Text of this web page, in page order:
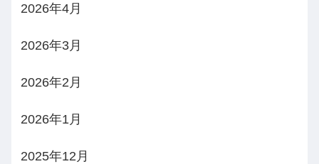
2026年4月
2026年3月
2026年2月
2026年1月
2025年12月